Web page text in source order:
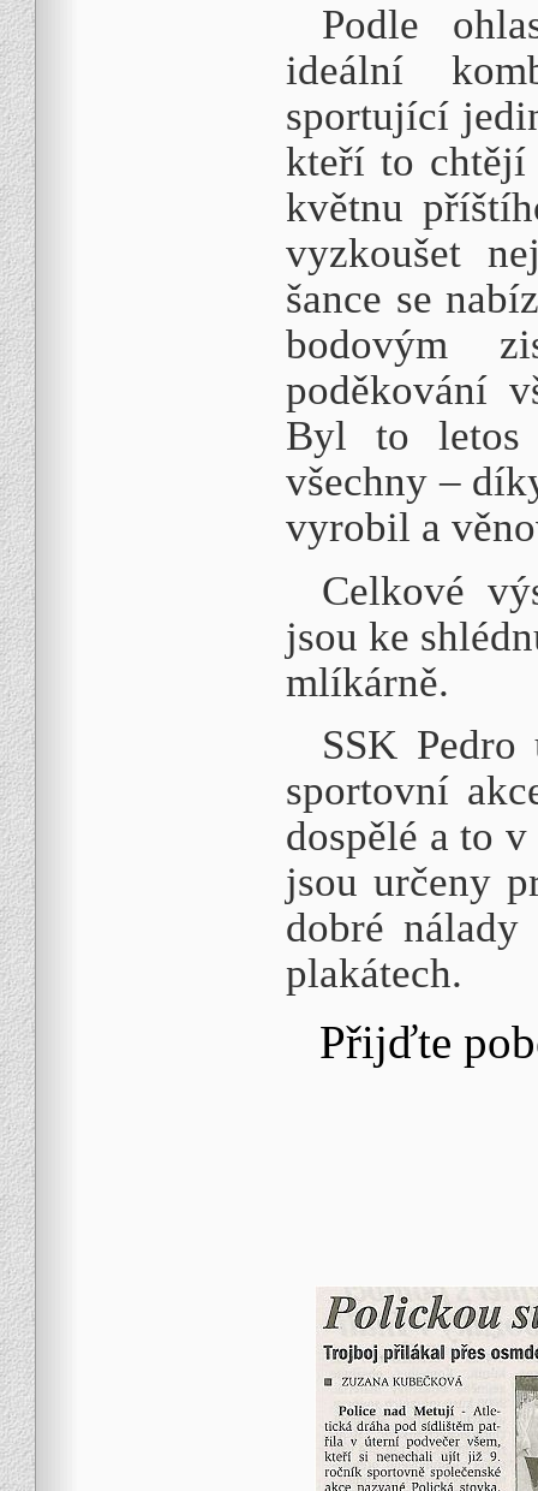
Podle
ideální
sportující
kteří to
květnu
vyzkoušet
šance se
bodovým
poděkování
Byl to letos
všechny –
vyrobil a
Celkové
jsou ke
mlíkárně.
SSK
sportovní
dospělé a to
jsou určeny
dobré
plakátech.
Přijďte